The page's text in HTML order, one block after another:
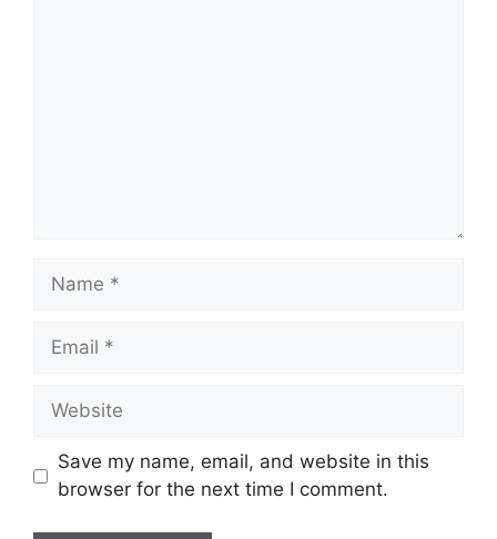
Save my name, email, and website in this
browser for the next time I comment.